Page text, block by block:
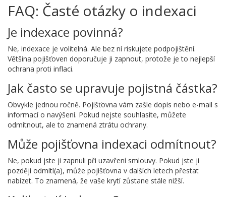
FAQ: Časté otázky o indexaci
Je indexace povinná?
Ne, indexace je volitelná. Ale bez ní riskujete podpojištění.
Většina pojišťoven doporučuje ji zapnout, protože je to nejlepší
ochrana proti inflaci.
Jak často se upravuje pojistná částka?
Obvykle jednou ročně. Pojišťovna vám zašle dopis nebo e-mail s
informací o navýšení. Pokud nejste souhlasíte, můžete
odmítnout, ale to znamená ztrátu ochrany.
Může pojišťovna indexaci odmítnout?
Ne, pokud jste ji zapnuli při uzavření smlouvy. Pokud jste ji
později odmítl(a), může pojišťovna v dalších letech přestat
nabízet. To znamená, že vaše krytí zůstane stále nižší.